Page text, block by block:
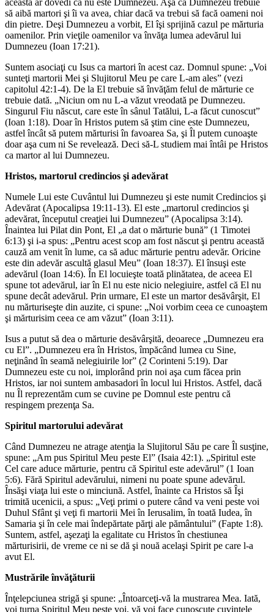
aceasta ar dovedi că nu este Dumnezeu. Aşa că Dumnezeu trebuie
să aibă martori şi îi va avea, chiar dacă va trebui să facă oameni noi
din pietre. Deşi Dumnezeu a vorbit, El îşi sprijină cazul pe mărturia
oamenilor. Prin vieţile oamenilor va învăţa lumea adevărul lui
Dumnezeu (Ioan 17:21).
Suntem asociaţi cu Isus ca martori în acest caz. Domnul spune: „Voi
sunteţi martorii Mei şi Slujitorul Meu pe care L-am ales” (vezi
capitolul 42:1-4). De la El trebuie să învăţăm felul de mărturie ce
trebuie dată. „Niciun om nu L-a văzut vreodată pe Dumnezeu.
Singurul Fiu născut, care este în sânul Tatălui, L-a făcut cunoscut”
(Ioan 1:18). Doar în Hristos putem să ştim cine este Dumnezeu,
astfel încât să putem mărturisi în favoarea Sa, şi Îl putem cunoaşte
doar aşa cum ni Se revelează. Deci să-L studiem mai întâi pe Hristos
ca martor al lui Dumnezeu.
Hristos, martorul credincios şi adevărat
Numele Lui este Cuvântul lui Dumnezeu şi este numit Credincios şi
Adevărat (Apocalipsa 19:11-13). El este „martorul credincios şi
adevărat, începutul creaţiei lui Dumnezeu” (Apocalipsa 3:14).
Înaintea lui Pilat din Pont, El „a dat o mărturie bună” (1 Timotei
6:13) şi i-a spus: „Pentru acest scop am fost născut şi pentru această
cauză am venit în lume, ca să aduc mărturie pentru adevăr. Oricine
este din adevăr ascultă glasul Meu” (Ioan 18:37). El însuşi este
adevărul (Ioan 14:6). În El locuieşte toată plinătatea, de aceea El
spune tot adevărul, iar în El nu este nicio nelegiuire, astfel că El nu
spune decât adevărul. Prin urmare, El este un martor desăvârşit, El
nu mărturiseşte din auzite, ci spune: „Noi vorbim ceea ce cunoaştem
şi mărturisim ceea ce am văzut” (Ioan 3:11).
Isus a putut să dea o mărturie desăvârşită, deoarece „Dumnezeu era
cu El”. „Dumnezeu era în Hristos, împăcând lumea cu Sine,
neţinând în seamă nelegiuirile lor” (2 Corinteni 5:19). Dar
Dumnezeu este cu noi, implorând prin noi aşa cum făcea prin
Hristos, iar noi suntem ambasadori în locul lui Hristos. Astfel, dacă
nu Îl reprezentăm cum se cuvine pe Domnul este pentru că
respingem prezenţa Sa.
Spiritul martorului adevărat
Când Dumnezeu ne atrage atenţia la Slujitorul Său pe care Îl susţine,
spune: „Am pus Spiritul Meu peste El” (Isaia 42:1). „Spiritul este
Cel care aduce mărturie, pentru că Spiritul este adevărul” (1 Ioan
5:6). Fără Spiritul adevărului, nimeni nu poate spune adevărul.
Însăşi viaţa lui este o minciună. Astfel, înainte ca Hristos să Îşi
trimită ucenicii, a spus: „Veţi primi o putere când va veni peste voi
Duhul Sfânt şi veţi fi martorii Mei în Ierusalim, în toată Iudea, în
Samaria şi în cele mai îndepărtate părţi ale pământului” (Fapte 1:8).
Suntem, astfel, aşezaţi la egalitate cu Hristos în chestiunea
mărturisirii, de vreme ce ni se dă şi nouă acelaşi Spirit pe care l-a
avut El.
Mustrările învăţăturii
Înţelepciunea strigă şi spune: „Întoarceţi-vă la mustrarea Mea. Iată,
voi turna Spiritul Meu peste voi, vă voi face cunoscute cuvintele